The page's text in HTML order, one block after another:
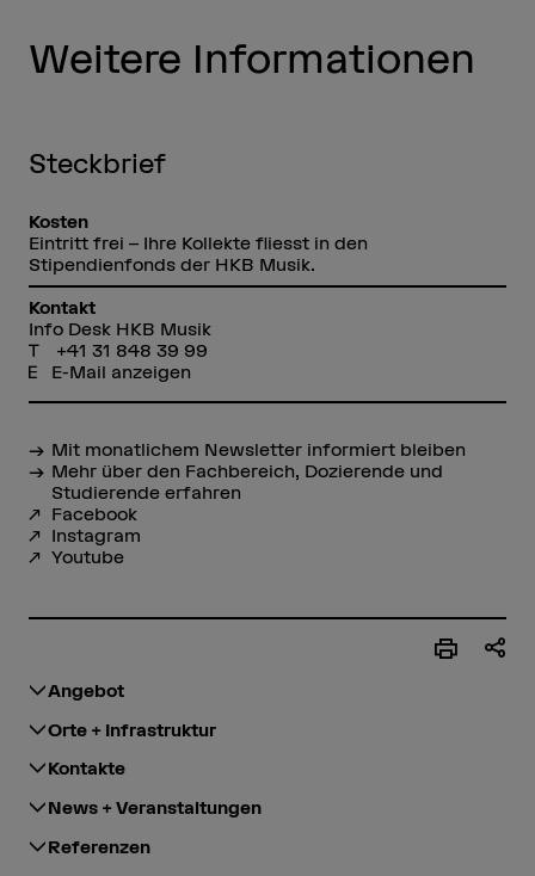
Weitere Informationen
Steckbrief
Kosten
Eintritt frei – Ihre Kollekte fliesst in den
Stipendienfonds der HKB Musik.
Kontakt
Info Desk HKB Musik
+41 31 848 39 99
E-Mail anzeigen
Mit monatlichem Newsletter informiert bleiben
Mehr über den Fachbereich, Dozierende und
Studierende erfahren
Facebook
Instagram
Youtube
Angebot
Orte + Infrastruktur
Kontakte
News + Veranstaltungen
Referenzen